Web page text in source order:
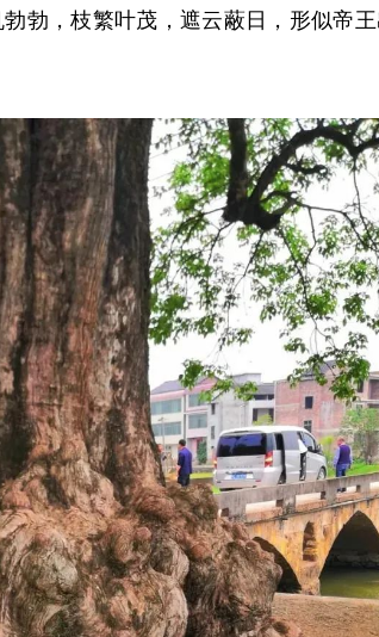
勃，枝繁叶茂，遮云蔽日，形似帝